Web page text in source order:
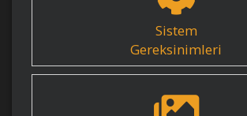
Sistem
Gereksinimleri